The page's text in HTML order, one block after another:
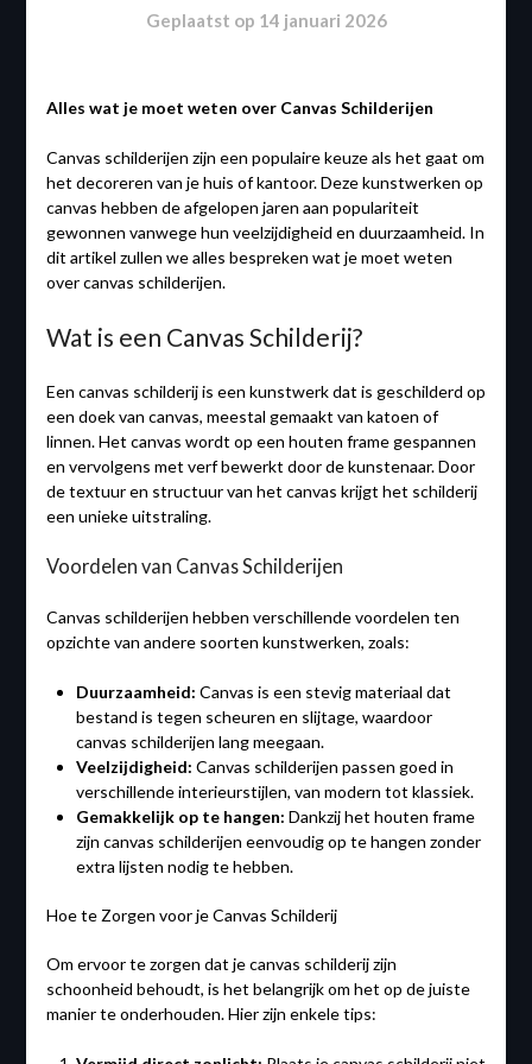
Geplaatst op 14 januari 2026
Alles wat je moet weten over Canvas Schilderijen
Canvas schilderijen zijn een populaire keuze als het gaat om
het decoreren van je huis of kantoor. Deze kunstwerken op
canvas hebben de afgelopen jaren aan populariteit
gewonnen vanwege hun veelzijdigheid en duurzaamheid. In
dit artikel zullen we alles bespreken wat je moet weten
over canvas schilderijen.
Wat is een Canvas Schilderij?
Een canvas schilderij is een kunstwerk dat is geschilderd op
een doek van canvas, meestal gemaakt van katoen of
linnen. Het canvas wordt op een houten frame gespannen
en vervolgens met verf bewerkt door de kunstenaar. Door
de textuur en structuur van het canvas krijgt het schilderij
een unieke uitstraling.
Voordelen van Canvas Schilderijen
Canvas schilderijen hebben verschillende voordelen ten
opzichte van andere soorten kunstwerken, zoals:
Duurzaamheid: Canvas is een stevig materiaal dat
bestand is tegen scheuren en slijtage, waardoor
canvas schilderijen lang meegaan.
Veelzijdigheid: Canvas schilderijen passen goed in
verschillende interieurstijlen, van modern tot klassiek.
Gemakkelijk op te hangen: Dankzij het houten frame
zijn canvas schilderijen eenvoudig op te hangen zonder
extra lijsten nodig te hebben.
Hoe te Zorgen voor je Canvas Schilderij
Om ervoor te zorgen dat je canvas schilderij zijn
schoonheid behoudt, is het belangrijk om het op de juiste
manier te onderhouden. Hier zijn enkele tips: